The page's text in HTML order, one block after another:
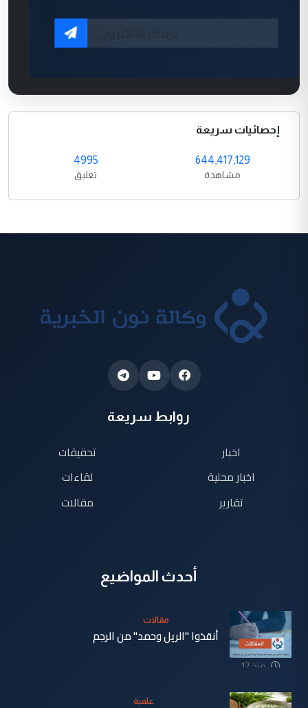
إحصائيات سريعة
644,417,129
مشاهدة
4995
تعليق
روابط سريعة
اخبار
اخبار محلية
تقارير
تحقيقات
لقاءات
مقالات
أحدث المواضيع
منذ 17
مقالات
أنقذوا "الريل وحمد" من الرجم
علمية